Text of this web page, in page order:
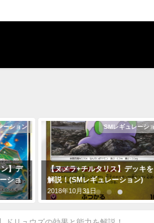
レギュレーション
】デッキを
ション)
【ナイトユニゾン】デ
効果と能力を解説！汎
強力な特性を持つ！！
2019年1月4日